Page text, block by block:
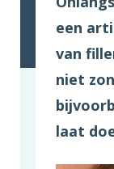
een
van
niet
laat